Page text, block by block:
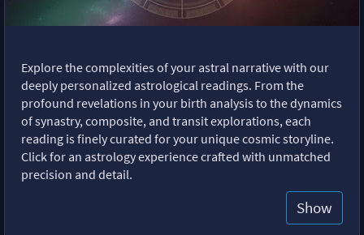
Explore the complexities of your astral narrative with our
deeply personalized astrological readings. From the
profound revelations in your birth analysis to the dynamics
of synastry, composite, and transit explorations, each
reading is finely curated for your unique cosmic storyline.
Click for an astrology experience crafted with unmatched
precision and detail.
Show